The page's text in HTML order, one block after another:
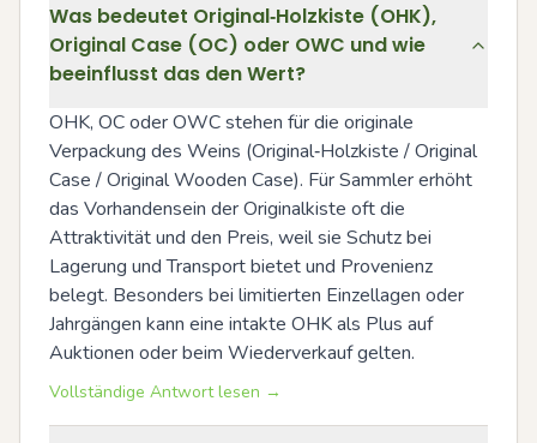
Was bedeutet Original‑Holzkiste (OHK),
Original Case (OC) oder OWC und wie
beeinflusst das den Wert?
OHK, OC oder OWC stehen für die originale
Verpackung des Weins (Original‑Holzkiste / Original
Case / Original Wooden Case). Für Sammler erhöht
das Vorhandensein der Originalkiste oft die
Attraktivität und den Preis, weil sie Schutz bei
Lagerung und Transport bietet und Provenienz
belegt. Besonders bei limitierten Einzellagen oder
Jahrgängen kann eine intakte OHK als Plus auf
Auktionen oder beim Wiederverkauf gelten.
Vollständige Antwort lesen →